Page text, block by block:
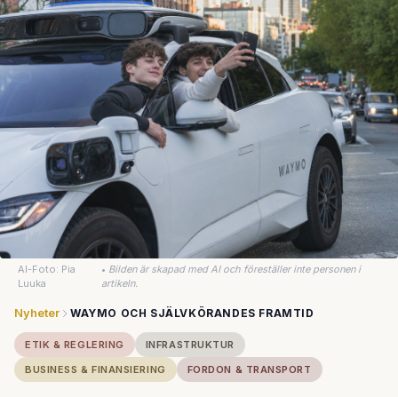
AI-Foto: Pia
Luuka
• Bilden är skapad med AI och föreställer inte personen i
artikeln.
Nyheter WAYMO OCH SJÄLVKÖRANDES FRAMTID
ETIK & REGLERING
INFRASTRUKTUR
BUSINESS & FINANSIERING
FORDON & TRANSPORT